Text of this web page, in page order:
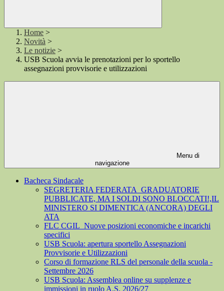
Home >
Novità >
Le notizie >
USB Scuola avvia le prenotazioni per lo sportello
assegnazioni provvisorie e utilizzazioni
Menu di
navigazione
Bacheca Sindacale
SEGRETERIA FEDERATA_GRADUATORIE
PUBBLICATE, MA I SOLDI SONO BLOCCATI!,IL
MINISTERO SI DIMENTICA (ANCORA) DEGLI
ATA
FLC CGIL_Nuove posizioni economiche e incarichi
specifici
USB Scuola: apertura sportello Assegnazioni
Provvisorie e Utilizzazioni
Corso di formazione RLS del personale della scuola -
Settembre 2026
USB Scuola: Assemblea online su supplenze e
immissioni in ruolo A.S. 2026/27